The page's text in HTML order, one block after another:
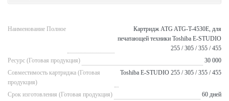
Наименование Полное
Картридж ATG ATG-T-4530E, для
печатающей техники Toshiba E-STUDIO
255 / 305 / 355 / 455
Ресурс (Готовая продукция)
30 000
Совместимость картриджа (Готовая
продукция)
Toshiba E-STUDIO 255 / 305 / 355 / 455
Срок изготовления (Готовая продукция)
60 дней